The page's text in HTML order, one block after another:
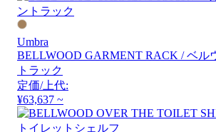
Umbra
BELLWOOD GARMENT RACK / ベル
トラック
定価/上代:
¥63,637 ~